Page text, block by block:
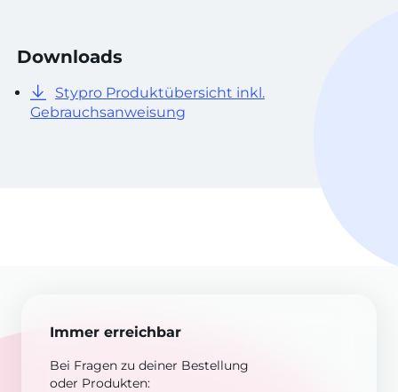
Downloads
Stypro Produktübersicht inkl.
Gebrauchsanweisung
Immer erreichbar
Bei Fragen zu deiner Bestellung
oder Produkten: